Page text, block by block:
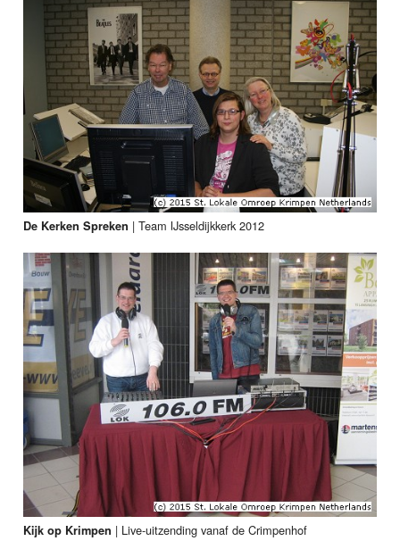
De Kerken Spreken |Team IJsseldijkkerk 2012
Kijk op Krimpen | Live-uitzending vanaf de Crimpenhof